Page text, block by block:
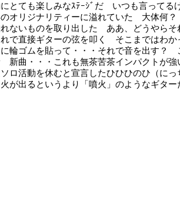
とても楽しみなｽﾃｰｼﾞだ いつも言ってる
のオリジナリティーに溢れていた 大体何
ないものを取り出した ああ、どうやら
で直接ギターの弦を叩く そこまではわ
輪ゴムを貼って・・・それで音を出す？
曲・・・これも無茶苦茶インパクトが
ロ活動を休むと宣言したひひひのひ（に
が出るというより「噴火」のようなギター